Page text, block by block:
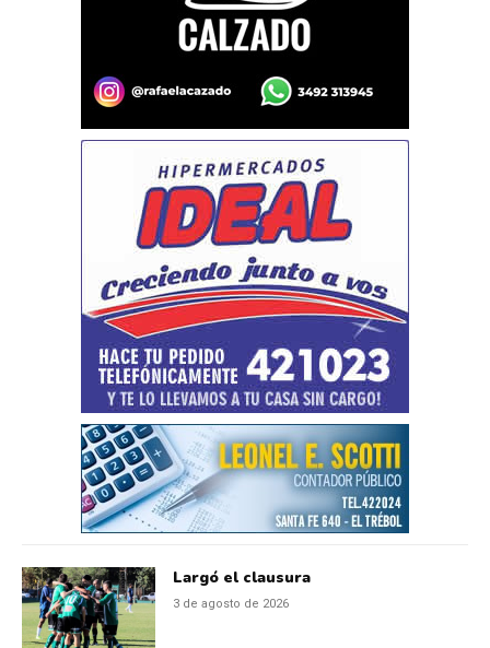
Largó el clausura
3 de agosto de 2026